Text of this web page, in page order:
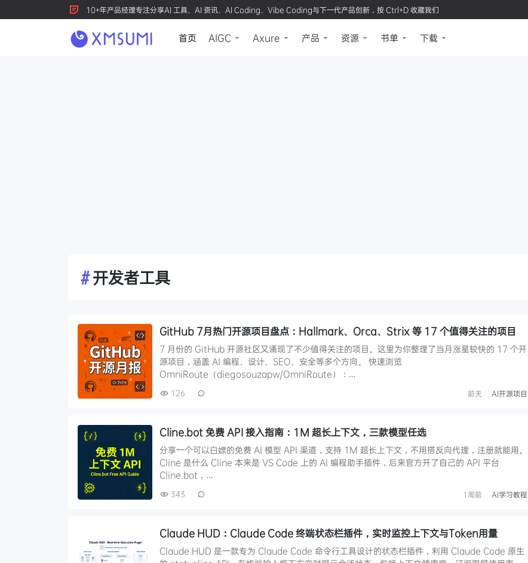
10+年产品经理专注分享AI 工具、AI 资讯、AI Coding、Vibe Coding与下一代产品创新，按 Ctrl+D 收藏我们
首页 AIGC Axure 产品 资源 书单 下载
#开发者工具
GitHub 7月热门开源项目盘点：Hallmark、Orca、Strix 等 17 个值得关注的项目
7 月份的 GitHub 开源社区又涌现了不少值得关注的项目。这里为你整理了当月涨星较快的 17 个开
源项目，涵盖 AI 编程、设计、SEO、安全等多个方向。 快速浏览
OmniRoute（diegosouzapw/OmniRoute）：…
126 前天 AI开源项目
Cline.bot 免费 API 接入指南：1M 超长上下文，三款模型任选
分享一个可以白嫖的免费 AI 模型 API 渠道，支持 1M 超长上下文，不用搭反向代理，注册就能用。
Cline 是什么 Cline 本来是 VS Code 上的 AI 编程助手插件，后来官方开了自己的 API 平台
Cline.bot，…
343 1周前 AI学习教程
Claude HUD：Claude Code 终端状态栏插件，实时监控上下文与Token用量
Claude HUD 是一款专为 Claude Code 命令行工具设计的状态栏插件，利用 Claude Code 原生